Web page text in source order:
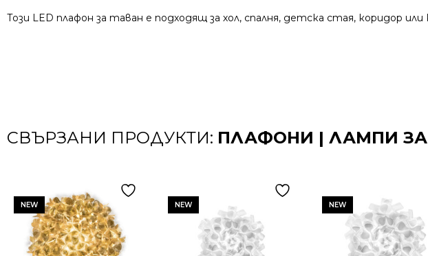
Този LED плафон за таван е подходящ за хол, спалня, детска стая, коридор
СВЪРЗАНИ ПРОДУКТИ: ПЛАФОНИ | ЛАМПИ ЗА
NEW NEW NEW